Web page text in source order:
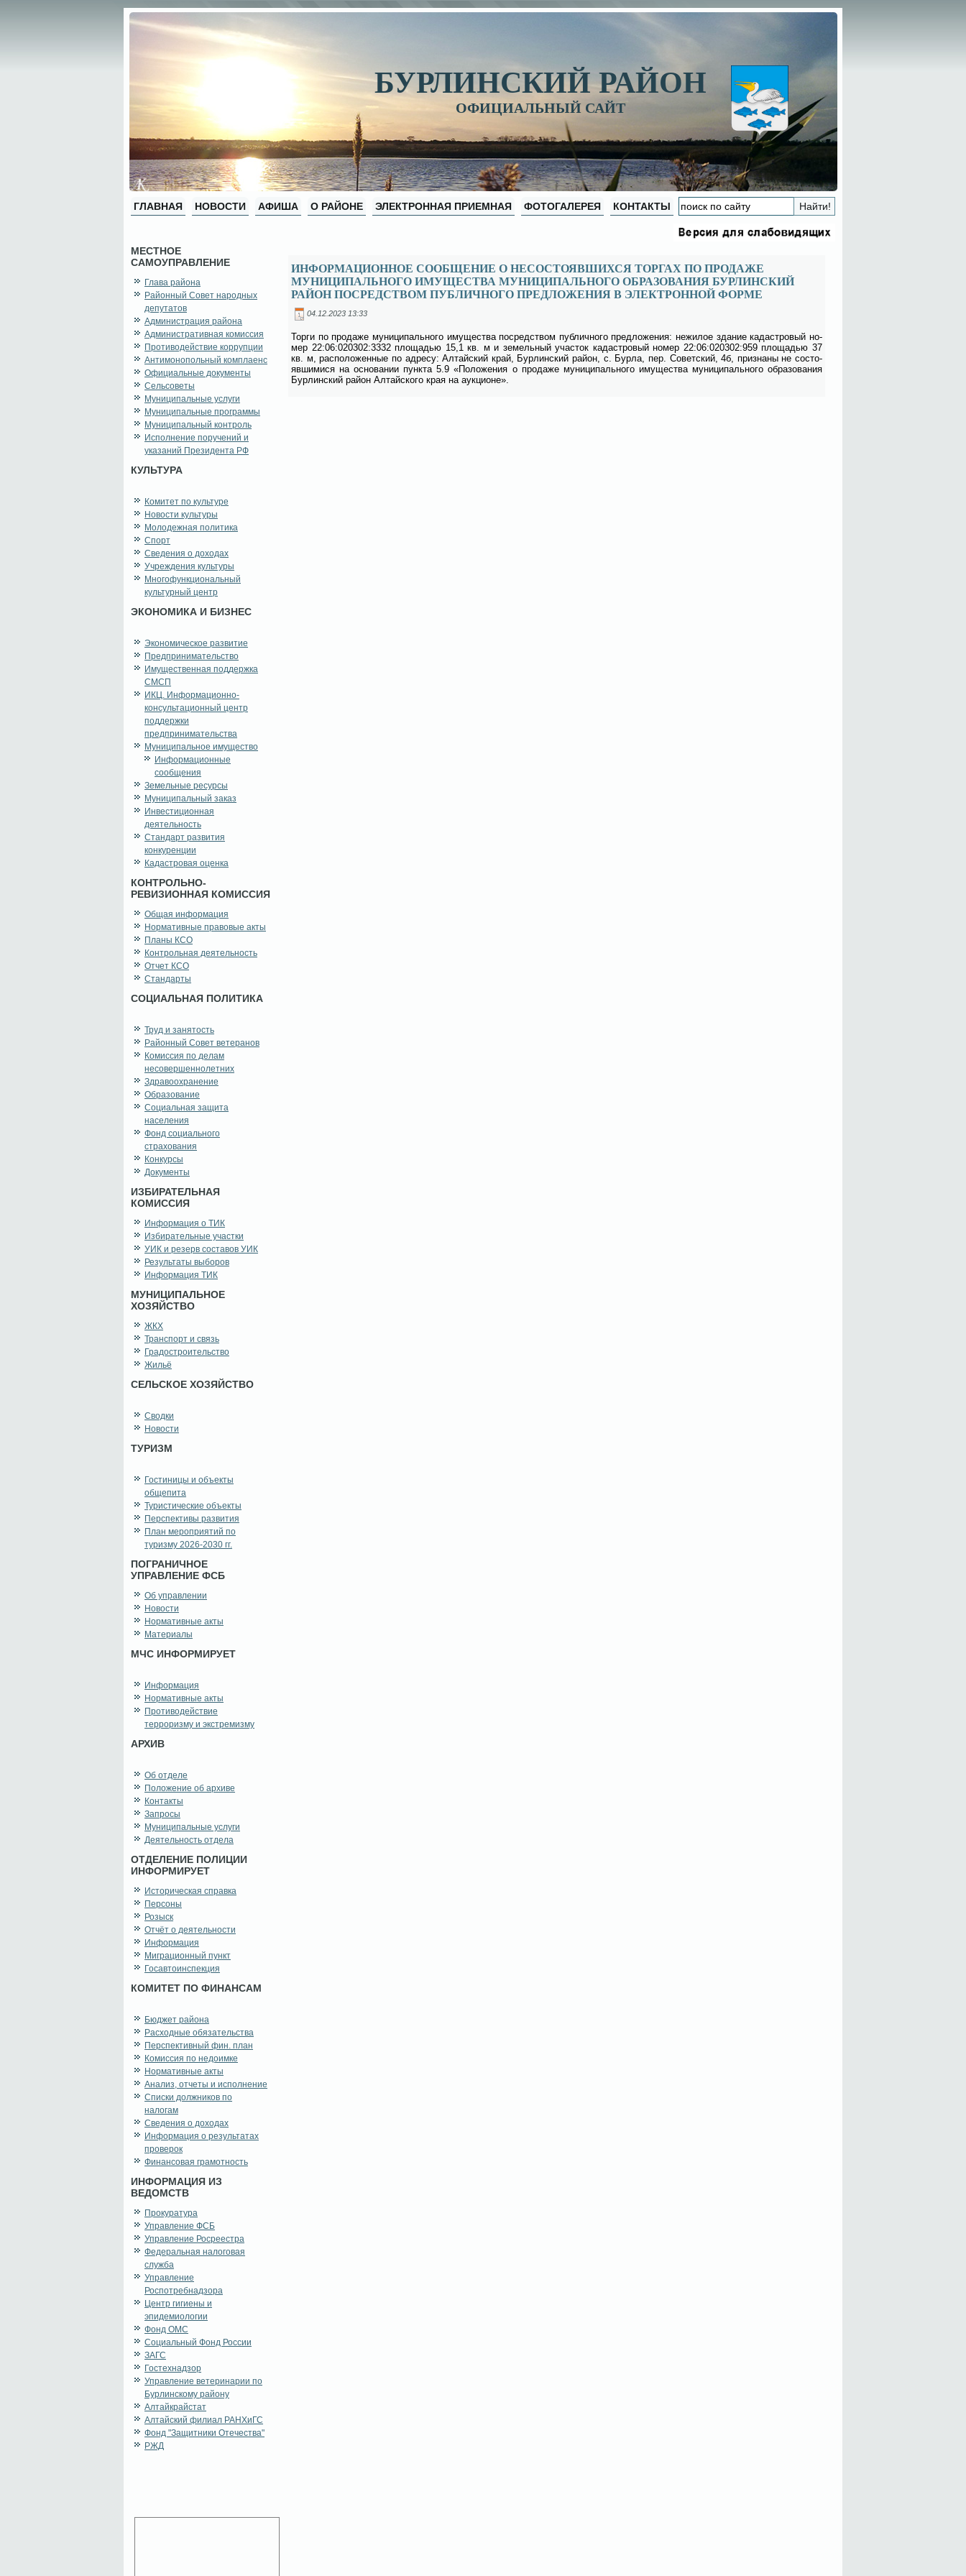
БУРЛИНСКИЙ РАЙОН
ОФИЦИАЛЬНЫЙ САЙТ
ГЛАВНАЯ НОВОСТИ АФИША О РАЙОНЕ ЭЛЕКТРОННАЯ ПРИЕМНАЯ ФОТОГАЛЕРЕЯ КОНТАКТЫ
МЕСТНОЕ
САМОУПРАВЛЕНИЕ
Глава района
Районный Совет народных
депутатов
Администрация района
Административная комиссия
Противодействие коррупции
Антимонопольный комплаенс
Официальные документы
Сельсоветы
Муниципальные услуги
Муниципальные программы
Муниципальный контроль
Исполнение поручений и
указаний Президента РФ
КУЛЬТУРА
Комитет по культуре
Новости культуры
Молодежная политика
Спорт
Сведения о доходах
Учреждения культуры
Многофункциональный
культурный центр
ЭКОНОМИКА И БИЗНЕС
Экономическое развитие
Предпринимательство
Имущественная поддержка
СМСП
ИКЦ. Информационно-
консультационный центр
поддержки
предпринимательства
Муниципальное имущество
Информационные
сообщения
Земельные ресурсы
Муниципальный заказ
Инвестиционная
деятельность
Стандарт развития
конкуренции
Кадастровая оценка
КОНТРОЛЬНО-
РЕВИЗИОННАЯ КОМИССИЯ
Общая информация
Нормативные правовые акты
Планы КСО
Контрольная деятельность
Отчет КСО
Стандарты
СОЦИАЛЬНАЯ ПОЛИТИКА
Труд и занятость
Районный Совет ветеранов
Комиссия по делам
несовершеннолетних
Здравоохранение
Образование
Социальная защита
населения
Фонд социального
страхования
Конкурсы
Документы
ИЗБИРАТЕЛЬНАЯ
КОМИССИЯ
Информация о ТИК
Избирательные участки
УИК и резерв составов УИК
Результаты выборов
Информация ТИК
МУНИЦИПАЛЬНОЕ
ХОЗЯЙСТВО
ЖКХ
Транспорт и связь
Градостроительство
Жильё
СЕЛЬСКОЕ ХОЗЯЙСТВО
Сводки
Новости
ТУРИЗМ
Гостиницы и объекты
общепита
Туристические объекты
Перспективы развития
План мероприятий по
туризму 2026-2030 гг.
ПОГРАНИЧНОЕ
УПРАВЛЕНИЕ ФСБ
Об управлении
Новости
Нормативные акты
Материалы
МЧС ИНФОРМИРУЕТ
Информация
Нормативные акты
Противодействие
терроризму и экстремизму
АРХИВ
Об отделе
Положение об архиве
Контакты
Запросы
Муниципальные услуги
Деятельность отдела
ОТДЕЛЕНИЕ ПОЛИЦИИ
ИНФОРМИРУЕТ
Историческая справка
Персоны
Розыск
Отчёт о деятельности
Информация
Миграционный пункт
Госавтоинспекция
КОМИТЕТ ПО ФИНАНСАМ
Бюджет района
Расходные обязательства
Перспективный фин. план
Комиссия по недоимке
Нормативные акты
Анализ, отчеты и исполнение
Списки должников по
налогам
Сведения о доходах
Информация о результатах
проверок
Финансовая грамотность
ИНФОРМАЦИЯ ИЗ
ВЕДОМСТВ
Прокуратура
Управление ФСБ
Управление Росреестра
Федеральная налоговая
служба
Управление
Роспотребнадзора
Центр гигиены и
эпидемиологии
Фонд ОМС
Социальный Фонд России
ЗАГС
Гостехнадзор
Управление ветеринарии по
Бурлинскому району
Алтайкрайстат
Алтайский филиал РАНХиГС
Фонд "Защитники Отечества"
РЖД
ИНФОРМАЦИОННОЕ СООБЩЕНИЕ О НЕСОСТОЯВШИХСЯ ТОРГАХ ПО ПРОДАЖЕ
МУНИЦИПАЛЬНОГО ИМУЩЕСТВА МУНИЦИПАЛЬНОГО ОБРАЗОВАНИЯ БУРЛИНСКИЙ
РАЙОН ПОСРЕДСТВОМ ПУБЛИЧНОГО ПРЕДЛОЖЕНИЯ В ЭЛЕКТРОННОЙ ФОРМЕ
04.12.2023 13:33
Тор­ги по про­да­же му­ни­ци­паль­но­го иму­ще­ства по­сред­ством пуб­лич­но­го пред­ло­же­ния: не­жи­лое зда­ние ка­даст­ро­вый но­
мер 22:06:020302:3332 пло­ща­дью 15,1 кв. м и зе­мель­ный уча­сток ка­даст­ро­вый но­мер 22:06:020302:959 пло­ща­дью 37
кв. м, рас­по­ло­жен­ные по адре­су: Ал­тай­ский край, Бур­лин­ский рай­он, с. Бур­ла, пер. Со­вет­ский, 4б, при­зна­ны не со­сто­
яв­ши­ми­ся на ос­но­ва­нии пунк­та 5.9 «По­ло­же­ния о про­да­же му­ни­ци­паль­но­го иму­ще­ства му­ни­ци­паль­но­го об­ра­зо­ва­ния
Бур­лин­ский рай­он Ал­тай­ско­го края на аук­ци­оне».